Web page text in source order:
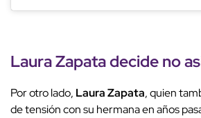
Laura Zapata decide no
Por otro lado, Laura Zapata, quien
de tensión con su hermana en años